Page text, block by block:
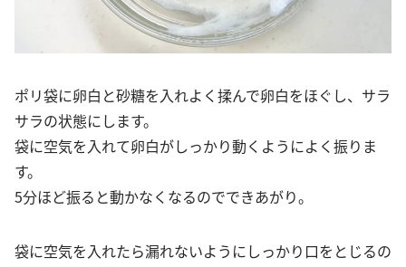
ポリ袋に卵白と砂糖を入れよく揉んで卵白をほぐし、サラ
サラの状態にします。
袋に空気を入れて卵白がしっかり動くようによく振りま
す。
5分ほど振ると動かなくなるのでできあがり。
袋に空気を入れたら漏れないようにしっかり口をとじるの